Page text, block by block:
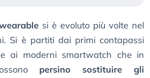
si è evoluto più volte nel
Si è partiti dai primi contapassi
ai moderni smartwatch che in
persino sostituire gli